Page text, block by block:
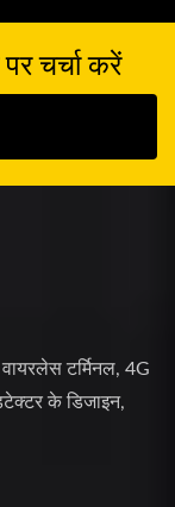
चर्चा करें
टर्मिनल, 4G
के डिजाइन,